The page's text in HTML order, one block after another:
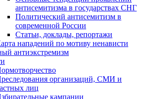
антисемитизма в государствах СНГ
Политический антисемитизм в
современной России
Статьи, доклады, репортажи
нападений по мотиву ненависти
антиэкстремизм
организаций, СМИ и
лиц
кампании